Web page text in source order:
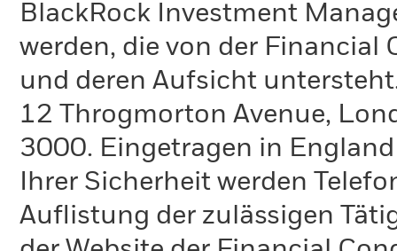
BlackRock Investment
werden, die von der Financial
und deren Aufsicht
12 Throgmorton Avenue,
3000. Eingetragen in
Ihrer Sicherheit werden
Auflistung der zulässigen